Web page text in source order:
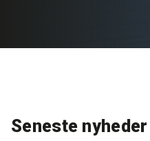
Downloads
Seneste